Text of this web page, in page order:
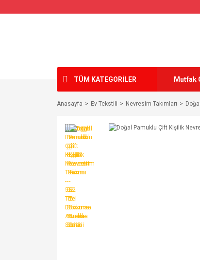
TÜM KATEGORİLER Mutfak
Anasayfa Ev Tekstili Nevresim Takımları